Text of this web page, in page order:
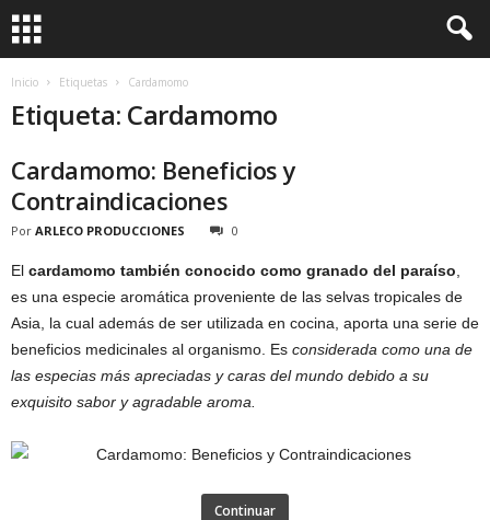
Inicio Etiquetas Cardamomo
Etiqueta: Cardamomo
Cardamomo: Beneficios y
Contraindicaciones
Por ARLECO PRODUCCIONES 0
El cardamomo también conocido como granado del paraíso
es una especie aromática proveniente de las selvas tropicales de
Asia, la cual además de ser utilizada en cocina, aporta una serie de
beneficios medicinales al organismo. Es considerada como una de
las especias más apreciadas y caras del mundo debido a su
exquisito sabor y agradable aroma.
Continuar